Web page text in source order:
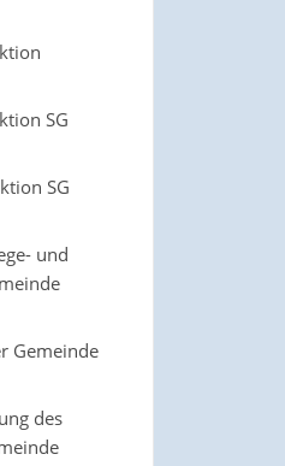
SG
SG
und
Gemeinde
des